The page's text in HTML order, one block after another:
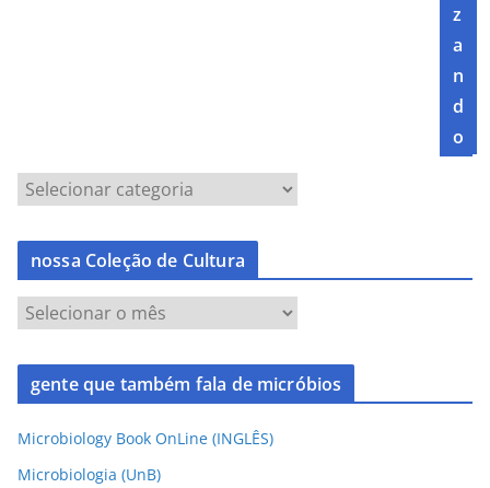
z
a
n
d
o
nossa Coleção de Cultura
gente que também fala de micróbios
Microbiology Book OnLine (INGLÊS)
Microbiologia (UnB)